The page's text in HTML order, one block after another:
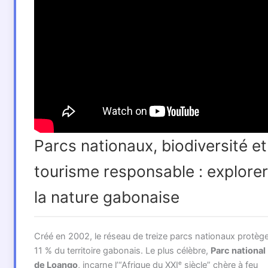
Parcs nationaux, biodiversité et
tourisme responsable : explorer
la nature gabonaise
Créé en 2002, le réseau de treize parcs nationaux
11 % du territoire gabonais. Le plus célèbre, Parc national
de Loango, incarne l’“Afrique du XXIᵉ siècle” chère à feu